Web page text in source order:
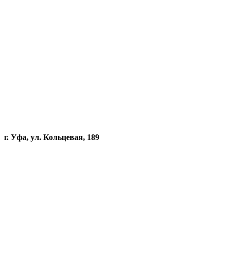
г. Уфа, ул. Кольцевая, 189